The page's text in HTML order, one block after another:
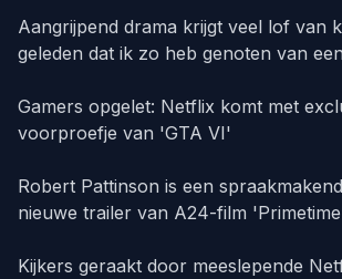
Aangrijpend drama krijgt veel lof van
geleden dat ik zo heb genoten van
Gamers opgelet: Netflix komt met
voorproefje van 'GTA VI'
Robert Pattinson is een
nieuwe trailer van A24-film
Kijkers geraakt door meeslepende